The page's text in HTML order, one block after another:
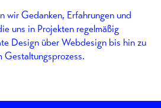
wir Gedanken, Erfahrungen und
uns in Projekten regelmäßig
Design über Webdesign bis hin zu
Gestaltungsprozess.